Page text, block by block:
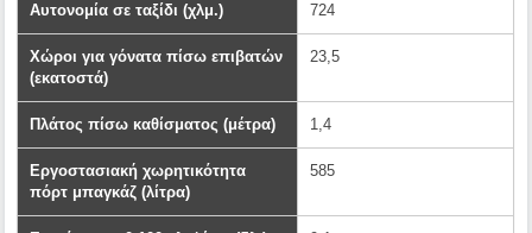
Αυτονομία σε ταξίδι (χλμ.) 724
Χώροι για γόνατα πίσω επιβατών
(εκατοστά)
23,5
Πλάτος πίσω καθίσματος (μέτρα) 1,4
Εργοστασιακή χωρητικότητα
πόρτ μπαγκάζ (λίτρα)
585